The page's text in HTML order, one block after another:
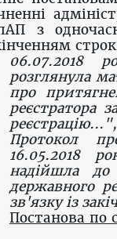
з
06.07.2018
розглянула
про
Протокол
16.05.2018
надійшла
державного
зв'язку із
Постанова по